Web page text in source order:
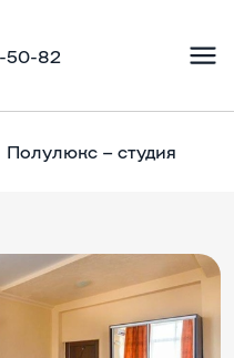
50-82
Полулюкс – студия